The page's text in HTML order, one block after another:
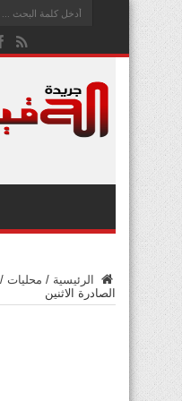
الرئيسية / محليات /
الصادرة الاثنين